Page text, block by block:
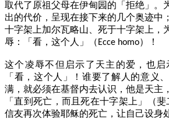
取代了原祖父母在伊甸园的「拒绝」。
出的代价，呈现在接下来的几个奥迹中
十字架上加尔瓦略山、死于十字架上，
辱：「看，这个人」（ Ecce homo）！
这个凌辱不但启示了天主的爱，也启
「看，这个人」！谁要了解人的意义
满，就必须在基督内去认识，他是天主
「直到死亡，而且死在十字架上」（斐
信友再次体验耶稣的死亡，让自己设身